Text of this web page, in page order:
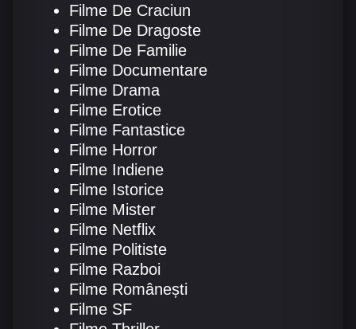
Filme De Craciun
Filme De Dragoste
Filme De Familie
Filme Documentare
Filme Drama
Filme Erotice
Filme Fantastice
Filme Horror
Filme Indiene
Filme Istorice
Filme Mister
Filme Netflix
Filme Politiste
Filme Razboi
Filme Românești
Filme SF